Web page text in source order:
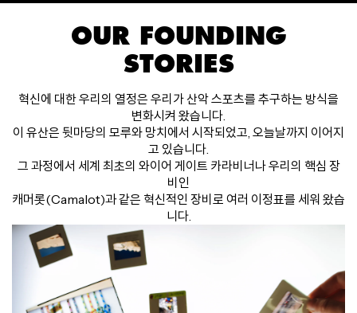
OUR FOUNDING
STORIES
혁신에 대한 우리의 열정은 우리가 산악 스포츠를 추구하는 방식을
변화시켜 왔습니다.
이 유산은 뒷마당의 모루와 망치에서 시작되었고, 오늘날까지 이어지
고 있습니다.
그 과정에서 세계 최초의 와이어 게이트 카라비너나 우리의 핵심 장
비인
캐머롯(Camalot)과 같은 혁신적인 장비로 여러 이정표를 세워 왔습
니다.